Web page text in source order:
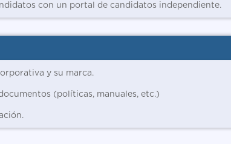
con un portal de candidatos independiente.
y su marca.
(políticas, manuales, etc.)